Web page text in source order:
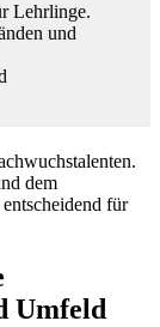
Lehrlinge.
und
dem
für
Umfeld